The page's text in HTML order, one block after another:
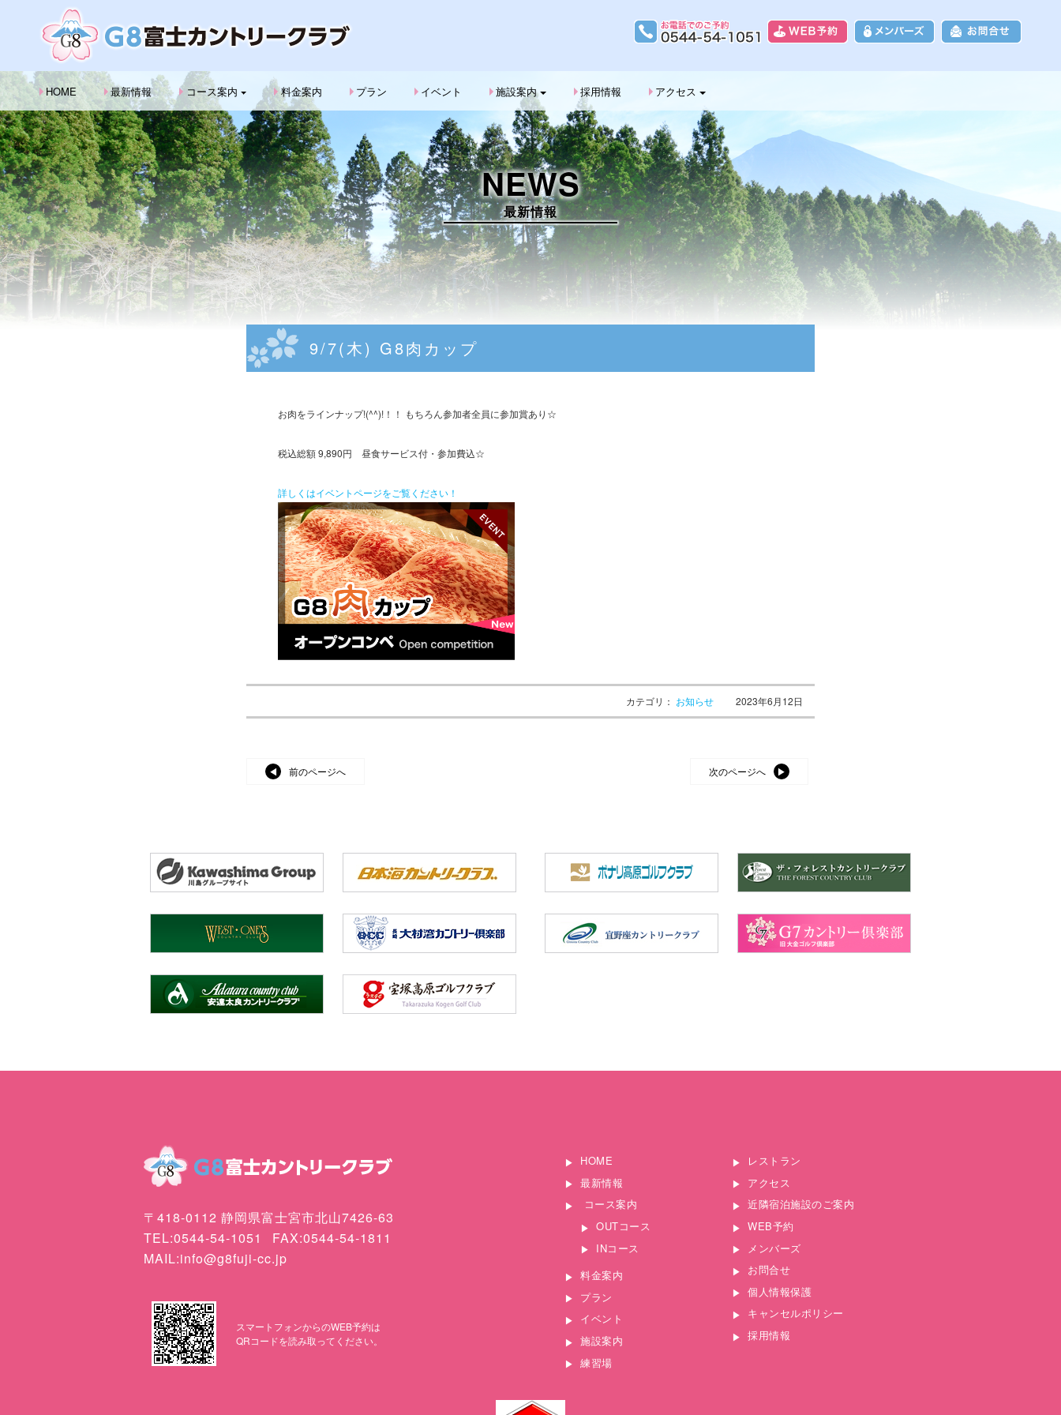
G8富士カントリークラブ｜富士山に一番近
HOME 最新情報 コース案内 料金案内 プラン イベント 施設案内 採用情報 アクセス
NEWS
最新情報
9/7(木) G8肉カップ
お肉をラインナップ!(^^)!！！ もちろん参加者全員に参加賞あり☆
税込総額 9,890円 昼食サービス付・参加費込☆
詳しくはイベントページをご覧ください！
カテゴリ： お知らせ 2023年6月12日
前のページへ 次のページへ
〒418-0112 静岡県富士宮市北山7426-63
TEL:0544-54-1051
FAX:0544-54-1811
MAIL:info@g8fuji-cc.jp
スマートフォンからのWEB予約は
QRコードを読み取ってください。
HOME
最新情報
コース案内
OUTコース
INコース
料金案内
プラン
イベント
施設案内
練習場
レストラン
アクセス
近隣宿泊施設のご案内
WEB予約
メンバーズ
お問合せ
個人情報保護
キャンセルポリシー
採用情報